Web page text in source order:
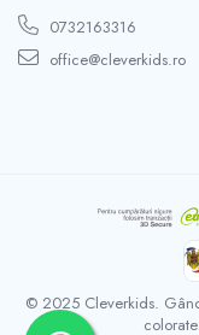
0732163316
office@cleverkids.ro
© 2025 Cleverkids.